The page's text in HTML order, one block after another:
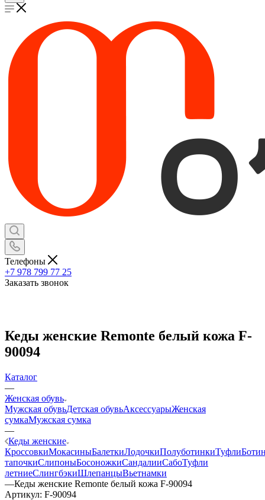
Телефоны
+7 978 799 77 25
Заказать звонок
Кеды женские Remonte белый кожа F-
90094
Каталог
—
Женская обувь
Мужская обувьДетская обувьАксессуарыЖенская
сумкаМужская сумка
—
Кеды женские
КроссовкиМокасиныБалеткиЛодочкиПолуботинкиТуфли
тапочкиСлипоныБосоножкиСандалииСабоТуфли
летниеСлингбэкиШлепанцыВьетнамки
—Кеды женские Remonte белый кожа F-90094
Артикул: F-90094